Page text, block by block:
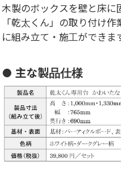
木製のボックスを壁と床に
「乾太くん」の取り付け
に組み立て・施工ができま
● 主な製品仕様